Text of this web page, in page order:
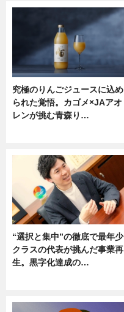
究極のりんごジュースに込め
られた覚悟。カゴメ×JAアオ
レンが挑む青森り…
“選択と集中”の徹底で最年少
クラスの代表が挑んだ事業再
生。黒字化達成の…